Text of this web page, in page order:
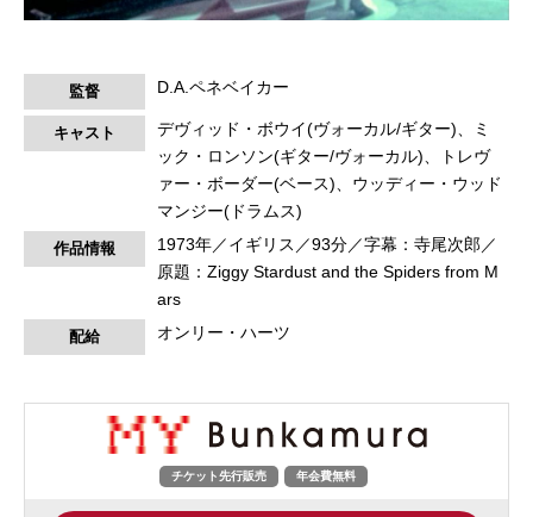
監督 D.A.ペネベイカー
キャスト
デヴィッド・ボウイ(ヴォーカル/ギター)、ミ
ック・ロンソン(ギター/ヴォーカル)、トレヴ
ァー・ボーダー(ベース)、ウッディー・ウッド
マンジー(ドラムス)
作品情報
1973年／イギリス／93分／字幕：寺尾次郎／
原題：Ziggy Stardust and the Spiders from M
ars
配給 オンリー・ハーツ
チケット先行販売 年会費無料